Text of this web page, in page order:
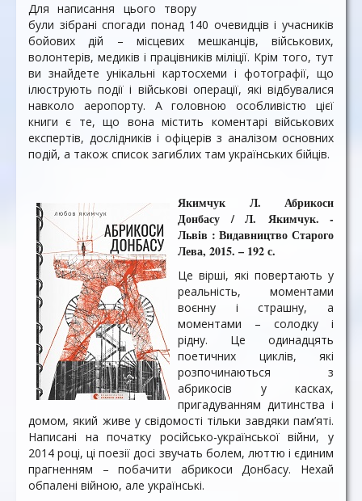
Для написання цього твору
були зібрані спогади понад 140 очевидців і учасників
бойових дій – місцевих мешканців, військових,
волонтерів, медиків і працівників міліції. Крім того, тут
ви знайдете унікальні картосхеми і фотографії, що
ілюструють події і військові операції, які відбувалися
навколо аеропорту. А головною особливістю цієї
книги є те, що вона містить коментарі військових
експертів, дослідників і офіцерів з аналізом основних
подій, а також список загиблих там українських бійців.
Якимчук Л. Абрикоси
Донбасу / Л. Якимчук. -
Львів : Видавництво Старого
Лева, 2015. – 192 с.
Це вірші, які повертають у
реальність, моментами
воєнну і страшну, а
моментами – солодку і
рідну. Це одинадцять
поетичних циклів, які
розпочинаються з
абрикосів у касках,
пригадуванням дитинства і
домом, який живе у свідомості тільки завдяки пам’яті.
Написані на початку російсько-української війни, у
2014 році, ці поезії досі звучать болем, люттю і єдиним
прагненням – побачити абрикоси Донбасу. Нехай
обпалені війною, але українські.